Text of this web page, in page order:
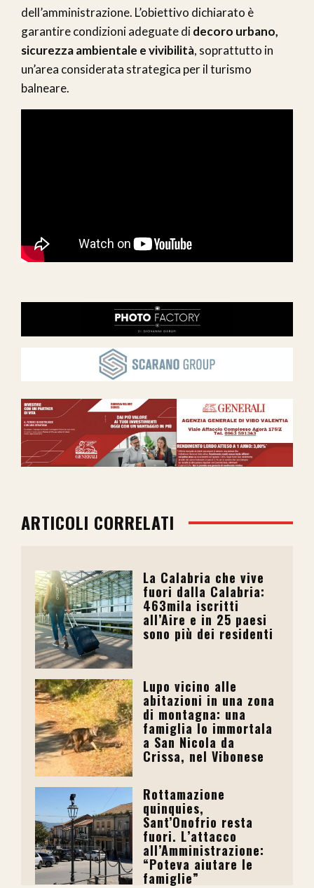
dell’amministrazione. L’obiettivo dichiarato è
garantire condizioni adeguate didecoro urbano,
sicurezza ambientale e vivibilità, soprattutto in
un’area considerata strategica per il turismo
balneare.
ARTICOLI CORRELATI
La Calabria che vive
fuori dalla Calabria:
463mila iscritti
all’Aire e in 25 paesi
sono più dei residenti
Lupo vicino alle
abitazioni in una zona
di montagna: una
famiglia lo immortala
a San Nicola da
Crissa, nel Vibonese
Rottamazione
quinquies,
Sant’Onofrio resta
fuori. L’attacco
all’Amministrazione:
“Poteva aiutare le
famiglie”